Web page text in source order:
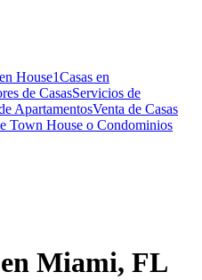
House1Casas en
de CasasServicios de
ApartamentosVenta de Casas
Town House o Condominios
en Miami, FL